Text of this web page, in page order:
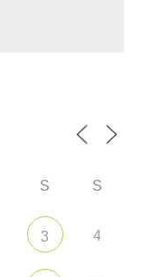
S S
3 4